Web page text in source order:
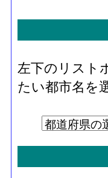
左下のリスト
たい都市名を